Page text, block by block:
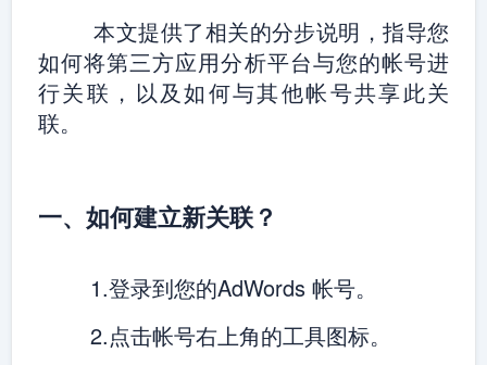
本文提供了相关的分步说明，指导您
如何将第三方应用分析平台与您的帐号进
行关联，以及如何与其他帐号共享此关
联。
一、如何建立新关联？
1.登录到您的AdWords 帐号。
2.点击帐号右上角的工具图标。